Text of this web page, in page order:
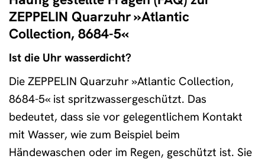
ZEPPELIN Quarzuhr »Atlantic
Collection, 8684-5«
Ist die Uhr wasserdicht?
Die ZEPPELIN Quarzuhr »Atlantic Collection,
8684-5« ist spritzwassergeschützt. Das
bedeutet, dass sie vor gelegentlichem Kontakt
mit Wasser, wie zum Beispiel beim
Händewaschen oder im Regen, geschützt ist. Sie